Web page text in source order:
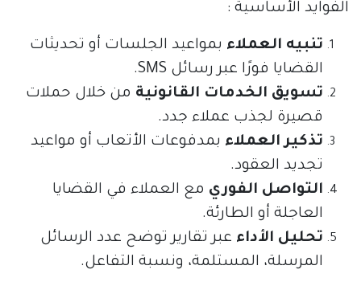
الفوايد الأساسية :
تنبيه العملاء بمواعيد الجلسات أو تحديثات
القضايا فورًا عبر رسائل SMS.
تسويق الخدمات القانونية من خلال حملات
قصيرة لجذب عملاء جدد.
تذكير العملاء بمدفوعات الأتعاب أو مواعيد
تجديد العقود.
التواصل الفوري مع العملاء في القضايا
العاجلة أو الطارئة.
تحليل الأداء عبر تقارير توضح عدد الرسائل
المرسلة، المستلمة، ونسبة التفاعل.